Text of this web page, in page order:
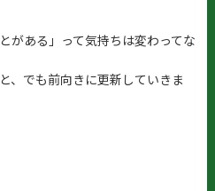
がある」って気持ちは変わってな
、でも前向きに更新していきま